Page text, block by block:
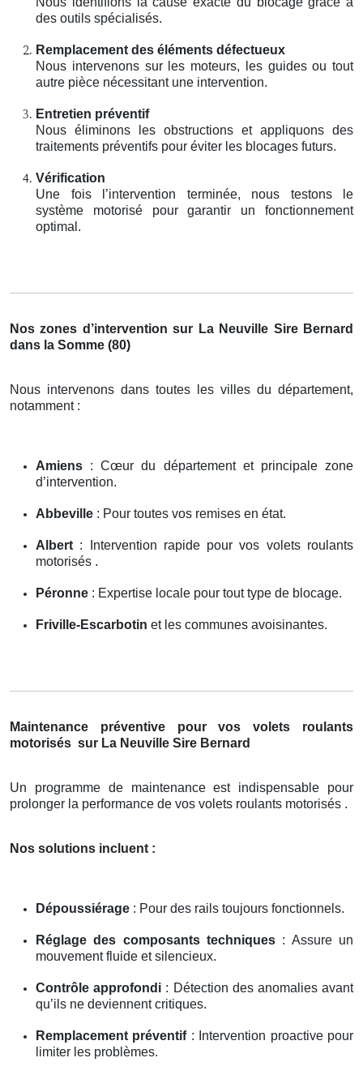
des outils spécialisés.
Remplacement des éléments défectueux
Nous intervenons sur les moteurs, les guides ou tout
autre pièce nécessitant une intervention.
Entretien préventif
Nous éliminons les obstructions et appliquons des
traitements préventifs pour éviter les blocages futurs.
Vérification
Une fois l’intervention terminée, nous testons le
système motorisé pour garantir un fonctionnement
optimal.
Nos zones d’intervention sur La Neuville Sire Bernard
dans la Somme (80)
Nous intervenons dans toutes les villes du département,
notamment :
Amiens : Cœur du département et principale zone
d’intervention.
Abbeville : Pour toutes vos remises en état.
Albert : Intervention rapide pour vos volets roulants
motorisés .
Péronne : Expertise locale pour tout type de blocage.
Friville-Escarbotin et les communes avoisinantes.
Maintenance préventive pour vos volets roulants
motorisés sur La Neuville Sire Bernard
Un programme de maintenance est indispensable pour
prolonger la performance de vos volets roulants motorisés .
Nos solutions incluent :
Dépoussiérage : Pour des rails toujours fonctionnels.
Réglage des composants techniques : Assure un
mouvement fluide et silencieux.
Contrôle approfondi : Détection des anomalies avant
qu’ils ne deviennent critiques.
Remplacement préventif: Intervention proactive pour
limiter les problèmes.